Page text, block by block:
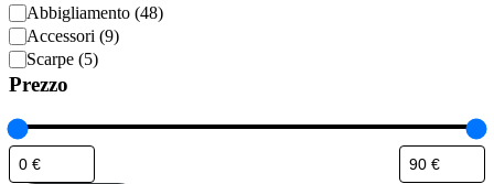
Categoria
Abbigliamento (48)
Accessori (9)
Scarpe (5)
Prezzo